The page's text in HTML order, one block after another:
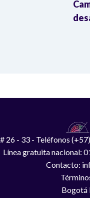
26 - 33 - Teléfonos
Línea gratuita nacional:
Contacto:
Bogotá